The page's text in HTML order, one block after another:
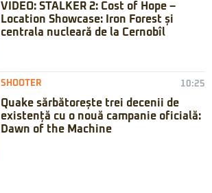
VIDEO: STALKER 2: Cost of Hope –
Location Showcase: Iron Forest și
centrala nucleară de la Cernobîl
SHOOTER 10:25
Quake sărbătorește trei decenii de
existență cu o nouă campanie oficială:
Dawn of the Machine